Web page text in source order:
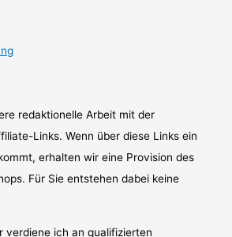
redaktionelle Arbeit mit der
Links. Wenn über diese Links ein
erhalten wir eine Provision des
Für Sie entstehen dabei keine
verdiene ich an qualifizierten